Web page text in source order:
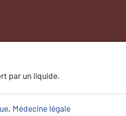
par un liquide.
, Médecine légale